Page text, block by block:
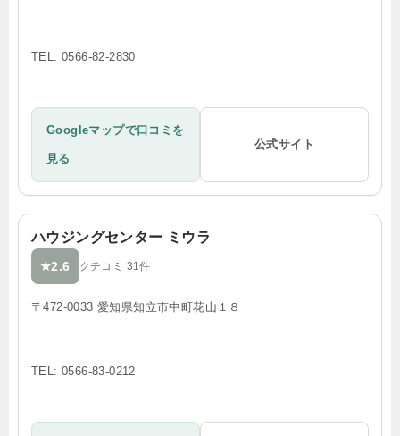
TEL: 0566-82-2830
Googleマップで口コミを
見る
公式サイト
ハウジングセンター ミウラ
★2.6 クチコミ 31件
〒472-0033 愛知県知立市中町花山１８
TEL: 0566-83-0212